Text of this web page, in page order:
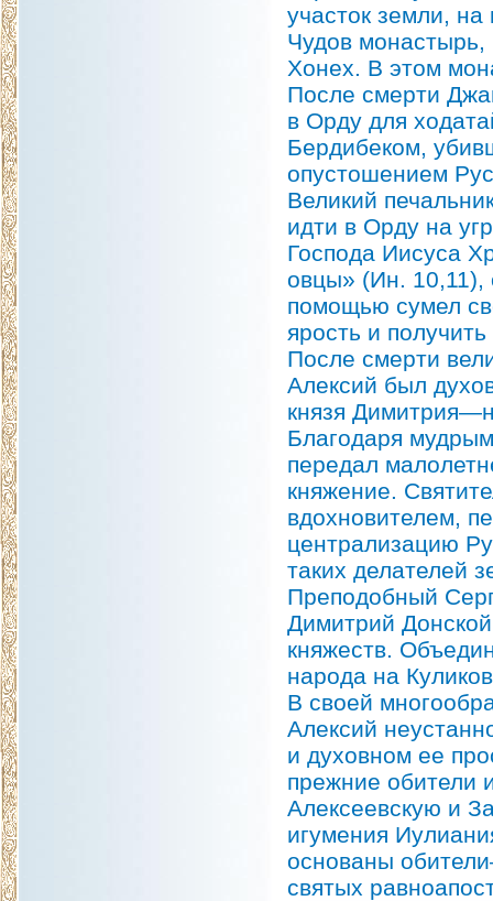
участок земли, на
Чудов монастырь,
Хонех. В этом
После смерти
в Орду для
Бердибеком,
опустошением
Великий
идти в Орду на
Господа Иисуса
овцы» (Ин. 10,11),
помощью сумел
ярость и
После смерти
Алексий был
князя
Благодаря
передал
княжение.
вдохновителем,
централизацию
таких делателей
Преподобный
Димитрий
княжеств.
народа на
В своей
Алексий
и духовном ее
прежние обители
Алексеевскую и
игумения
основаны
святых